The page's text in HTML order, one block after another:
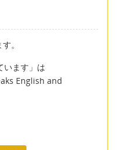
。
います」は
English and